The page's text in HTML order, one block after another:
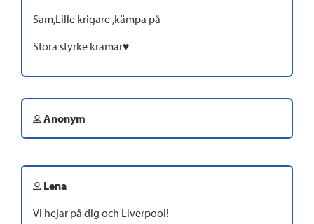
Sam,Lille krigare ,kämpa på
Stora styrke kramar♥️
Anonym
Lena
Vi hejar på dig och Liverpool!